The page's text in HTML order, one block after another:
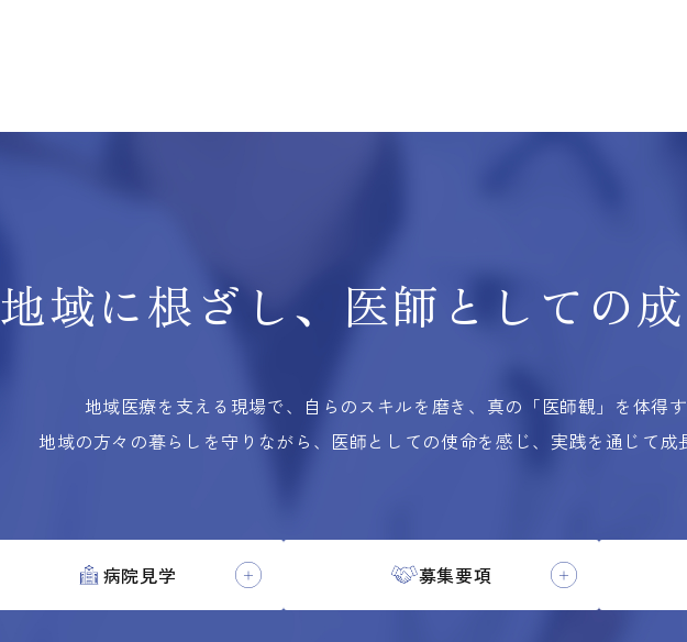
地域に根ざし、 医師としての
地域医療を支える現場で、自らのスキルを磨き、 真の「医師観」を体得
地域の方々の暮らしを守りながら、医師としての使命を感じ、実践を通じて
病院見学 募集要項